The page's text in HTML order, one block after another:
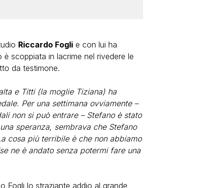
Riccardo Foglie con lui ha
è scoppiata in lacrime nel rivedere le
da testimone.
e Titti (la moglie Tiziana) ha
Per una settimana ovviamente –
non si può entrare – Stefano è stato
speranza, sembrava che Stefano
cosa più terribile è che non abbiamo
ne è andato senza potermi fare una
Fogli lo straziante addio al grande